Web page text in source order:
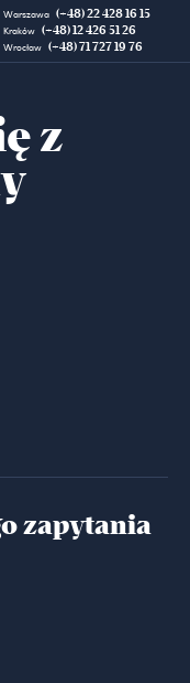
Warszawa (+48) 22 428 16 15
Kraków (+48) 12 426 51 26
Wrocław (+48) 71 727 19 76
z
zapytania